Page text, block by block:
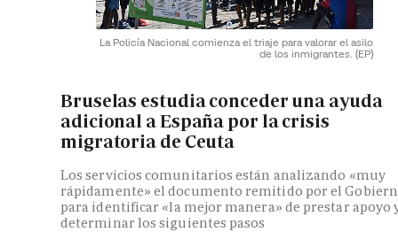
La Policía Nacional comienza el triaje para valorar el asilo
de los inmigrantes. (EP)
Bruselas estudia conceder una ayuda
adicional a España por la crisis
migratoria de Ceuta
Los servicios comunitarios están analizando «muy
rápidamente» el documento remitido por el
para identificar «la mejor manera» de prestar apoyo
determinar los siguientes pasos